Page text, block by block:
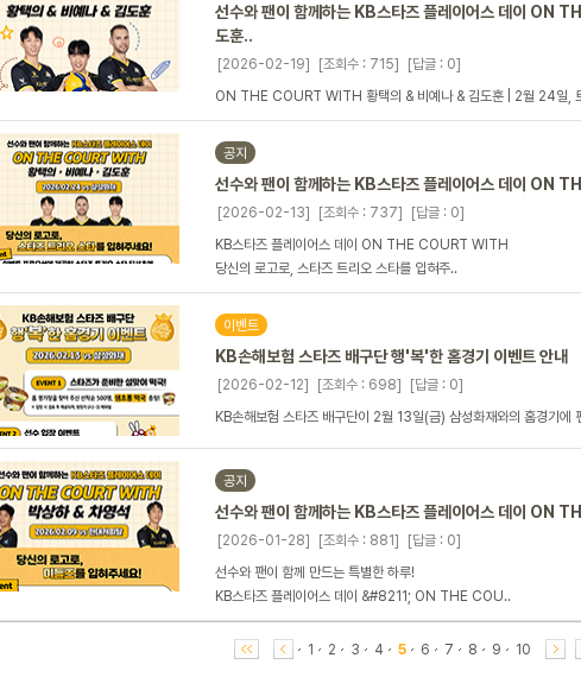
선수와 팬이 함께하는 KB스타즈 플레이어스 데이 ON
도훈..
[2026-02-19] [조회수 : 715]
[답글 : 0]
ON THE COURT WITH 황택의 & 비예나 & 김도훈 | 2월 24일,
공지
선수와 팬이 함께하는 KB스타즈 플레이어스 데이 ON
[2026-02-13] [조회수 : 737]
[답글 : 0]
KB스타즈 플레이어스 데이 ON THE COURT WITH
당신의 로고로, 스타즈 트리오 스타를 입혀주..
이벤트
KB손해보험 스타즈 배구단 행'복'한 홈경기 이벤트 안내
[2026-02-12] [조회수 : 698]
[답글 : 0]
KB손해보험 스타즈 배구단이 2월 13일(금) 삼성화재와의 홈경기에
공지
선수와 팬이 함께하는 KB스타즈 플레이어스 데이 ON
[2026-01-28] [조회수 : 881]
[답글 : 0]
선수와 팬이 함께 만드는 특별한 하루!
KB스타즈 플레이어스 데이 &#8211; ON THE COU..
1 2 3 4 5 6 7 8 9 10